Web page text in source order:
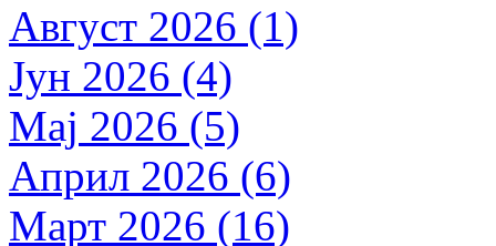
Август 2026 (1)
Јун 2026 (4)
Мај 2026 (5)
Април 2026 (6)
Март 2026 (16)